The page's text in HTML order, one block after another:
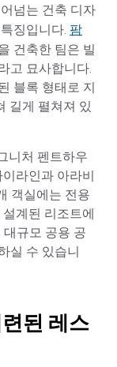
넘는 건축 디자
징입니다. 팜
건축한 팀은 빌
고 묘사합니다.
블록 형태로 지
길게 펼쳐져 있
니처 펜트하우
라인과 아라비
객실에는 전용
계된 리조트에
규모 공용 공
실 수 있습니
된 레스